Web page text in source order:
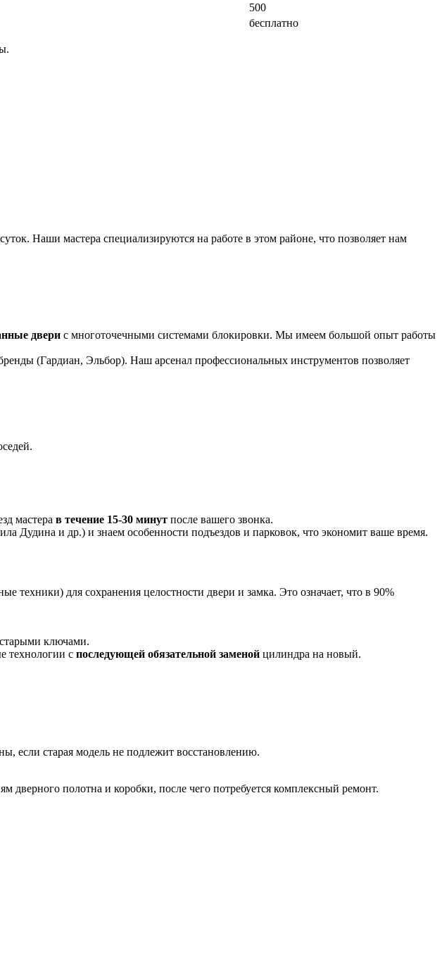
500
бесплатно
Наши мастера специализируются на работе в этом районе, что позволяет нам
двери с многоточечными системами блокировки. Мы имеем большой опыт работы
(Гардиан, Эльбор). Наш арсенал профессиональных инструментов позволяет
мастера в течение 15-30 минут после вашего звонка.
Дудина и др.) и знаем особенности подъездов и парковок, что экономит ваше время.
для сохранения целостности двери и замка. Это означает, что в 90%
старыми ключами.
технологии с последующей обязательной заменой цилиндра на новый.
если старая модель не подлежит восстановлению.
дверного полотна и коробки, после чего потребуется комплексный ремонт.